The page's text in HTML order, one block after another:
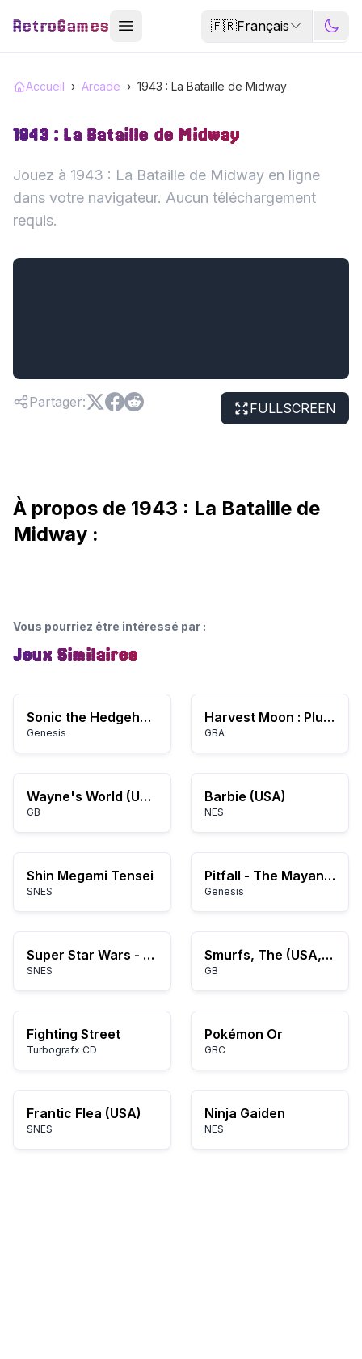
RetroGames 🇫🇷Français
Accueil › Arcade › 1943 : La Bataille de Midway
1943 : La Bataille de Midway
Jouez à 1943 : La Bataille de Midway en ligne
dans votre navigateur. Aucun téléchargement
requis.
Partager: FULLSCREEN
À propos de 1943 : La Bataille de
Midway :
Vous pourriez être intéressé par :
Jeux Similaires
Sonic the Hedgehog 2 (World)
Genesis
Harvest Moon : Plus d'amis à Mineral Town
GBA
Wayne's World (USA)
GB
Barbie (USA)
NES
Shin Megami Tensei
SNES
Pitfall - The Mayan Adventure (USA)
Genesis
Super Star Wars - Return of the Jedi (USA) (Rev A)
SNES
Smurfs, The (USA, Europe) (En,Fr,De) (Rev A)
GB
Fighting Street
Turbografx CD
Pokémon Or
GBC
Frantic Flea (USA)
SNES
Ninja Gaiden
NES